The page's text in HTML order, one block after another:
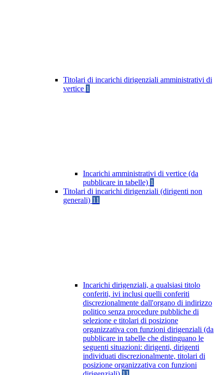
Titolari di incarichi dirigenziali amministrativi di
vertice 1
Incarichi amministrativi di vertice (da
pubblicare in tabelle) 1
Titolari di incarichi dirigenziali (dirigenti non
generali) 11
Incarichi dirigenziali, a qualsiasi titolo
conferiti, ivi inclusi quelli conferiti
discrezionalmente dall'organo di indirizzo
politico senza procedure pubbliche di
selezione e titolari di posizione
organizzativa con funzioni dirigenziali (da
pubblicare in tabelle che distinguano le
seguenti situazioni: dirigenti, dirigenti
individuati discrezionalmente, titolari di
posizione organizzativa con funzioni